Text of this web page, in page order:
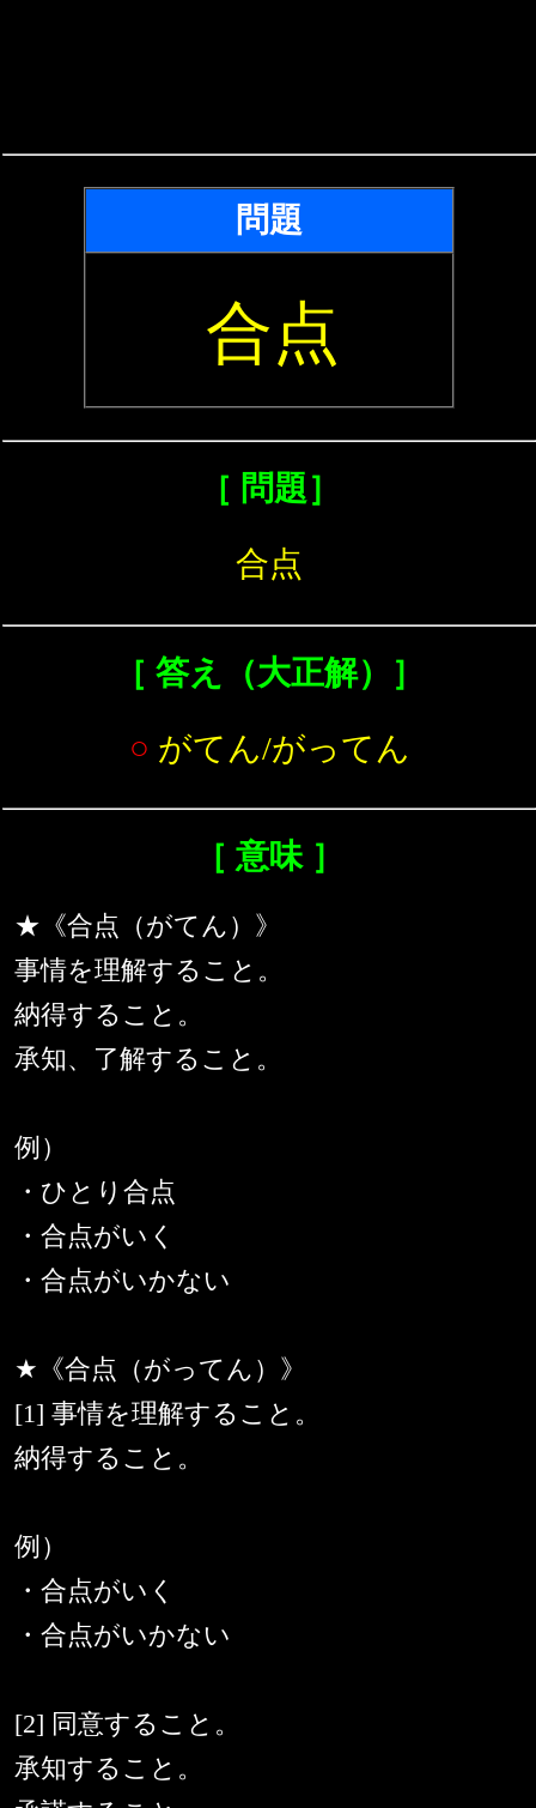
問題
合点
［ 問題］
合点
［ 答え（大正解）］
○ がてん/がってん
［ 意味 ］
★《合点（がてん）》
事情を理解すること。
納得すること。
承知、了解すること。
例）
・ひとり合点
・合点がいく
・合点がいかない
★《合点（がってん）》
[1] 事情を理解すること。
納得すること。
例）
・合点がいく
・合点がいかない
[2] 同意すること。
承知すること。